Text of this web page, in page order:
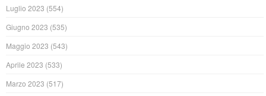
Luglio 2023 (554)
Giugno 2023 (535)
Maggio 2023 (543)
Aprile 2023 (533)
Marzo 2023 (517)